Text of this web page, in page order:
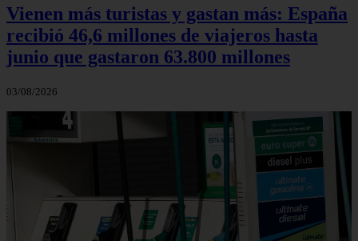
Vienen más turistas y gastan más: España
recibió 46,6 millones de viajeros hasta
junio que gastaron 63.800 millones
03/08/2026